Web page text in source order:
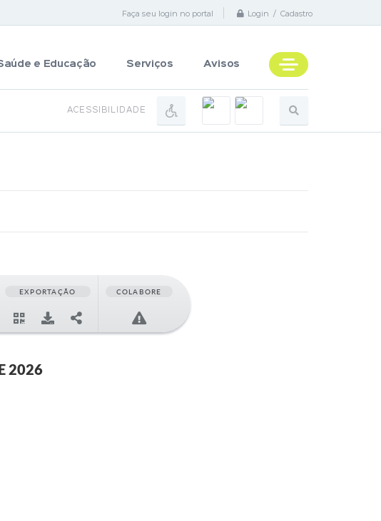
Faça seu login no portal Login / Cadastro
e Educação Serviços Avisos
ACESSIBILIDADE
EXPORTAÇÃO COLABORE
2026